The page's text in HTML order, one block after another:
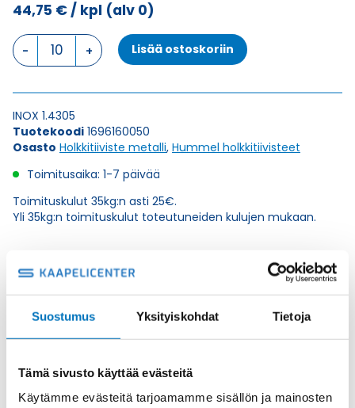
Suostumus Yksityiskohdat Tietoja
Tämä sivusto käyttää evästeitä
Käytämme evästeitä tarjoamamme sisällön ja mainosten
44,75 €/ kpl (alv 0)
HSK-
INOX-
M16X1,5
määrä
Lisää ostoskoriin
INOX 1.4305
Tuotekoodi 1696160050
Osasto Holkkitiiviste metalli, Hummel holkkitiivisteet
Toimitusaika: 1-7 päivää
Toimituskulut 35kg:n asti 25€.
Yli 35kg:n toimituskulut toteutuneiden kulujen mukaan.
Valmistaja
Hummel Ag
Kierteen Pituus Gl
Tuotenimi/Malli
HSK-INOX-PVDF (1.4305)
Etim 7
Materiaali
INOX 1.4305